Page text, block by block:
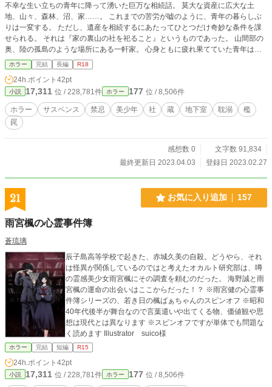
ルク。 冷静かつ実直な彼女は、単独で問題の民家へと潜入を
開始する。だが、その調査開始からわずか2時間後―― 薄暗
い一室のベッドで、ひとりの女子高校生が目を覚ます。 シミ
だらけのシーツ、揺れる天井、軋む床の音。そして床には真
新しい血の跡が……。 記憶喪失となっていた彼女は、自分が
なぜここにいるのか、自分が一体誰なのかも分からない。 彼
る幕開けだった。
不幸な生い立ちの青年に降って湧いた巨万な相続話。 莫大な資産に広大な土
地、山々、森林、沼、家……。 これまでの苦労が嘘のように、青年の暮らしぶ
りは一変する。 ただし、遺産を相続するにあたってひとつだけ奇妙な条件を課
せられる。 それは『家の裏山の社を祀ること』というものであった。 山間部の
奥、陸の孤島のような場所にある一軒家。 心身ともに疲れ果てていた青年は、
お世話になった弁護士の勧めもあって、 大学を休学し、世俗から距離を置き、
受け継いだ家でのんびり過ごすことにする。 しかし、そんな青年の周りで次々
と不可解な現象が起き始めた。 綺麗にリフォームされて快適なのに、どこかお
かしい家の中、 周辺に蠢く何ものかの気配や痕跡、 そして蔵の中で見つけたア
レ……。 さらには捨ててきたはずの因縁が追い縋り、青年を悩ませる。 精神的
に追い詰められた青年は、ついに―― 妄執と因習、人の業が複雑に絡み合う戦
慄のサスペンスホラー。 ようこそ、狂人たちの楽園、毒花の園へ。 さぁ、ごい
ホラー 完結 長編 R18
24h.ポイント 42pt
小説 17,311 位 / 228,781件 ホラー 177 位 / 8,506件
ホラー サスペンス 禁忌 美少年 社 蔵 地下室 耽溺
檻
罠
感想数 0
文字数 91,834
最終更新日 2023.04.03
登録日 2023.02.27
21 お気に入り追加 157
雨宮楓の心霊事件簿
蒼琉璃
辰子島高等学校で起きた、赤城久美の自殺。どうやら、それ
は怪異が関係しているのではと考えたオカルト研究部は、噂
の霊感美少女雨宮楓にその調査を頼むのだった。 海野誠と雨
宮楓の運命の出会いはここからだった！？ ※雨宮健の心霊事
件簿シリーズの、若き日の楓ばぁちゃんのスピンオフ ※昭和
40年代後半が舞台なので言葉遣いや出てくる物、価値観や思
想は現代とは異なります ※スピンオフですが単体でも問題な
く読めます Illustrator suico様
ホラー 完結 短編 R15
24h.ポイント 42pt
小説 17,311 位 / 228,781件 ホラー 177 位 / 8,506件